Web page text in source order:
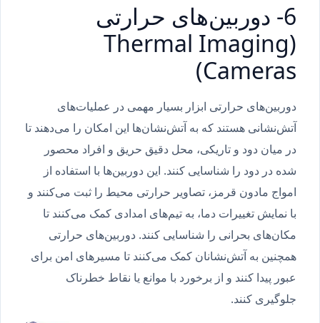
6- دوربین‌های حرارتی
(Thermal Imaging
Cameras)
دوربین‌های حرارتی ابزار بسیار مهمی در عملیات‌های
آتش‌نشانی هستند که به آتش‌نشان‌ها این امکان را می‌دهند تا
در میان دود و تاریکی، محل دقیق حریق و افراد محصور
شده در دود را شناسایی کنند. این دوربین‌ها با استفاده از
امواج مادون قرمز، تصاویر حرارتی محیط را ثبت می‌کنند و
با نمایش تغییرات دما، به تیم‌های امدادی کمک می‌کنند تا
مکان‌های بحرانی را شناسایی کنند. دوربین‌های حرارتی
همچنین به آتش‌نشانان کمک می‌کنند تا مسیرهای امن برای
عبور پیدا کنند و از برخورد با موانع یا نقاط خطرناک
جلوگیری کنند.